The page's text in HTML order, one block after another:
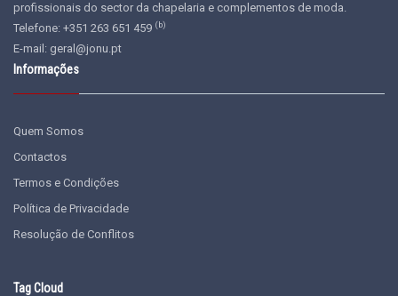
profissionais do sector da chapelaria e complementos de moda.
Telefone: +351 263 651 459 (b)
E-mail: geral@jonu.pt
Informações
Quem Somos
Contactos
Termos e Condições
Política de Privacidade
Resolução de Conflitos
Tag Cloud